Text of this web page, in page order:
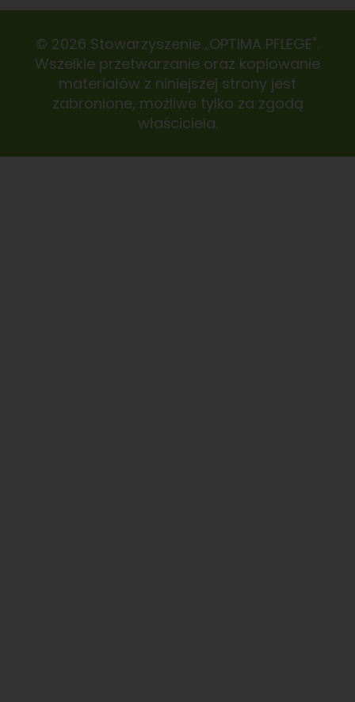
© 2026 Stowarzyszenie „OPTIMA PFLEGE".
Wszelkie przetwarzanie oraz kopiowanie
materiałów z niniejszej strony jest
zabronione, możliwe tylko za zgodą
właściciela.